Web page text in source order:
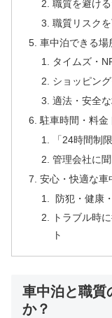
職質を避け
職質リスク
車中泊できる場
タイムズ・
ショッピン
適法・安全
駐車時間・料金
「24時間制
管理会社に
安心・快適な車
防犯・健康
トラブル時
ト
車中泊と職質
か？